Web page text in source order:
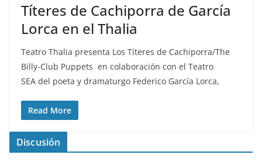
Títeres de Cachiporra de García
Lorca en el Thalia
Teatro Thalia presenta Los Títeres de Cachiporra/The
Billy-Club Puppets en colaboración con el Teatro
SEA del poeta y dramaturgo Federico García Lorca,
Read More
Discusión